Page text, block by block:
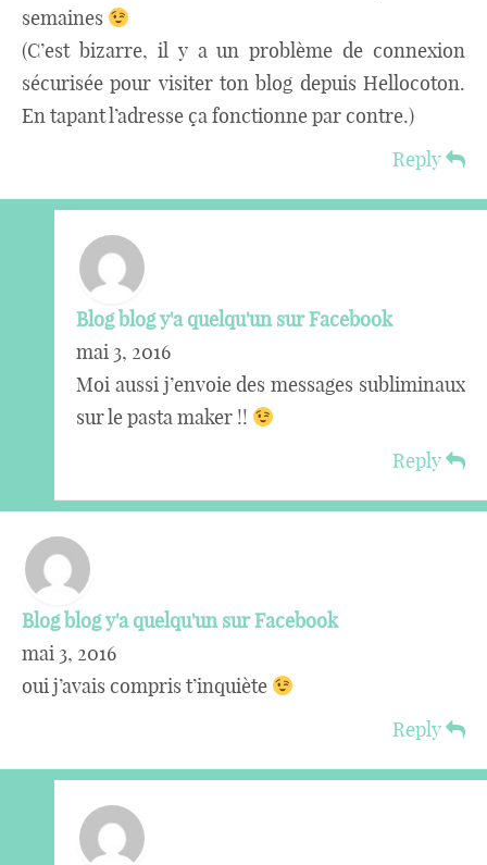
semaines
(C’est bizarre, il y a un problème de connexion
sécurisée pour visiter ton blog depuis Hellocoton.
En tapant l’adresse ça fonctionne par contre.)
Reply
Blog blog y'a quelqu'un sur Facebook
mai 3, 2016
Moi aussi j’envoie des messages subliminaux
sur le pasta maker !!
Reply
Blog blog y'a quelqu'un sur Facebook
mai 3, 2016
oui j’avais compris t’inquiète
Reply